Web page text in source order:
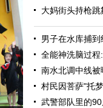
大妈街头持枪跳
男子在水库捕
全能神洗脑过
南水北调中线
村民因菩萨"托
武警部队里的90